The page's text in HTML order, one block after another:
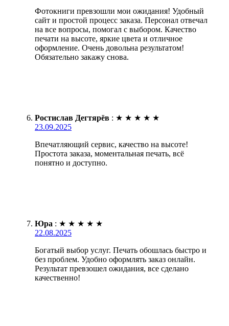
Фотокниги превзошли мои ожидания! Удобный
сайт и простой процесс заказа. Персонал отвечал
на все вопросы, помогал с выбором. Качество
печати на высоте, яркие цвета и отличное
оформление. Очень довольна результатом!
Обязательно закажу снова.
Ростислав Дегтярёв : ★ ★ ★ ★ ★
23.09.2025
Впечатляющий сервис, качество на высоте!
Простота заказа, моментальная печать, всё
понятно и доступно.
Юра : ★ ★ ★ ★ ★
22.08.2025
Богатый выбор услуг. Печать обошлась быстро и
без проблем. Удобно оформлять заказ онлайн.
Результат превзошел ожидания, все сделано
качественно!